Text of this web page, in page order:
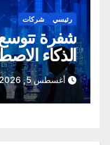
رئيسي شركات
شفرة
الذكاء
أغسطس 5, 2026